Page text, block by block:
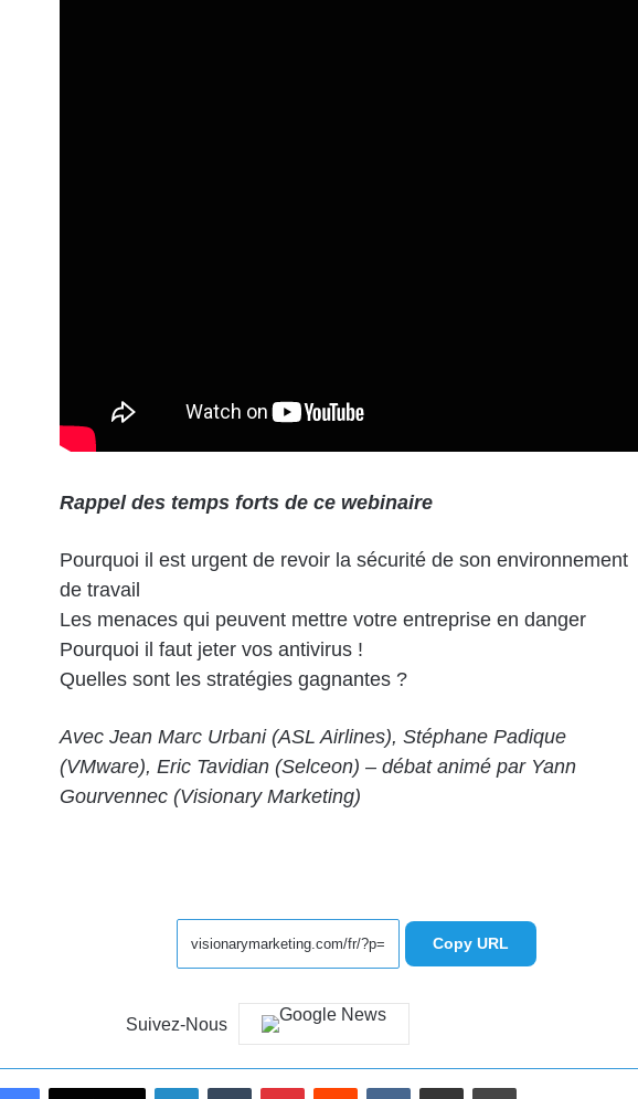
Rappel des temps forts de ce webinaire
Pourquoi il est urgent de revoir la sécurité de son environnement
de travail
Les menaces qui peuvent mettre votre entreprise en danger
Pourquoi il faut jeter vos antivirus !
Quelles sont les stratégies gagnantes ?
Avec Jean Marc Urbani (ASL Airlines), Stéphane Padique
(VMware), Eric Tavidian (Selceon) – débat animé par Yann
Gourvennec (Visionary Marketing)
Copy URL
Suivez-Nous
LinkedinTumblrPinterestRedditVKontakte
Partager par email Imprimer